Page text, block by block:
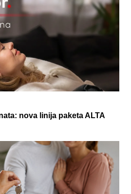
nova linija paketa ALTA